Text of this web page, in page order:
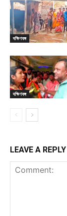
দক্ষিণবঙ্গ
দক্ষিণবঙ্গ
LEAVE A REPLY